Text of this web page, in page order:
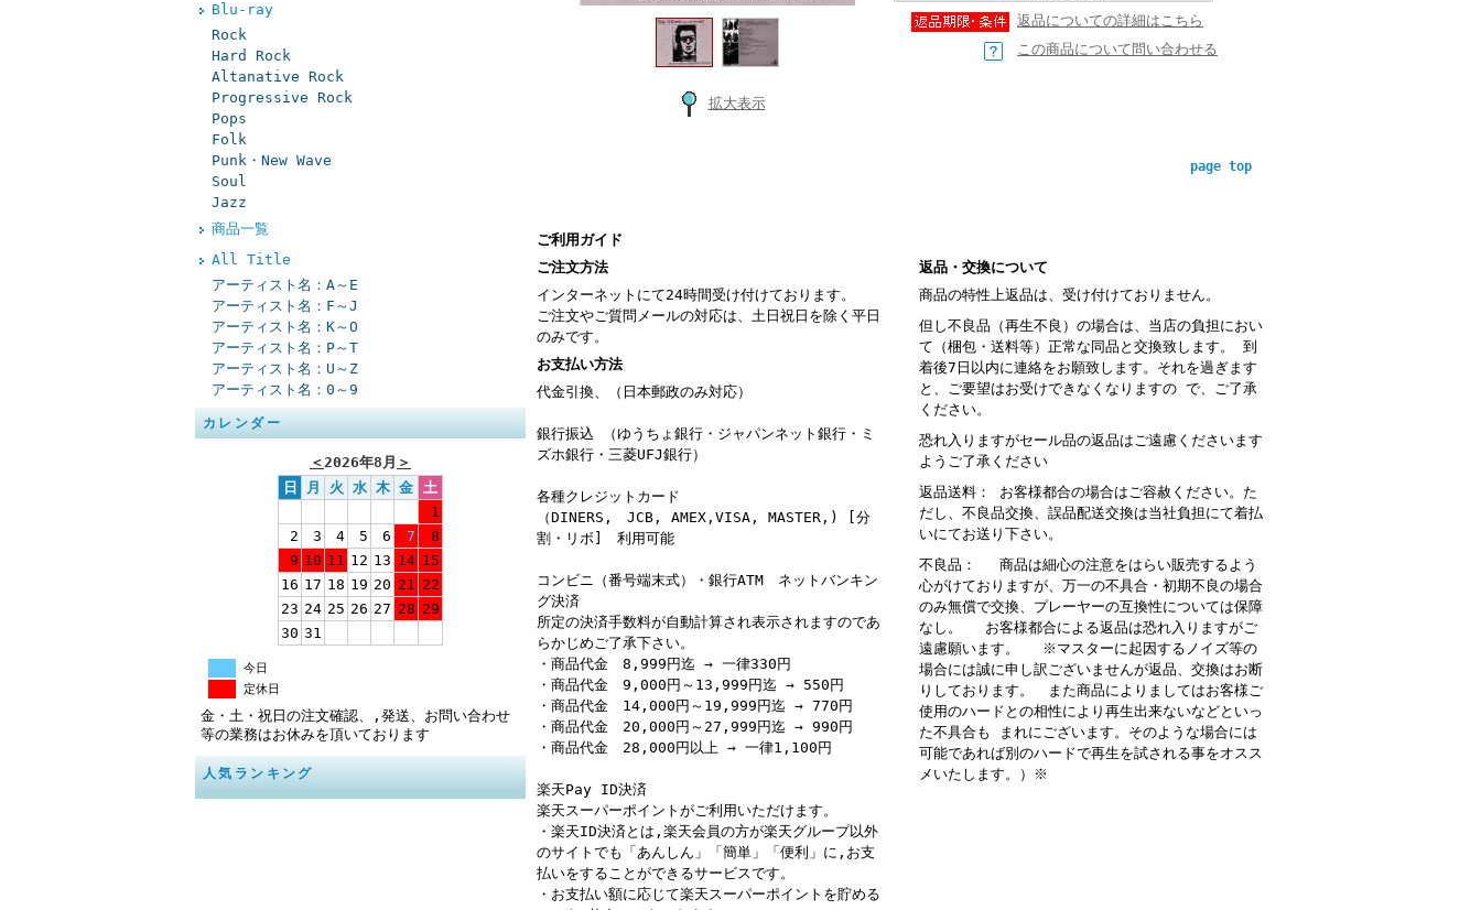
Blu-ray
Rock
Hard Rock
Altanative Rock
Progressive Rock
Pops
Folk
Punk・New Wave
Soul
Jazz
商品一覧
All Title
アーティスト名：A～E
アーティスト名：F～J
アーティスト名：K～O
アーティスト名：P～T
アーティスト名：U～Z
アーティスト名：0～9
カレンダー
＜2026年8月 ＞
日
月 火 水 木 金 土
1
2
3 4 5 6 7
8
9 10 11 12 13 14 15
16 17 18 19 20 21 22
23 24 25 26 27 28 29
30 31
今日
定休日
金・土・祝日の注文確認、,発送、お問い合わせ
等の業務はお休みを頂いております
人気ランキング
拡大表示
返品についての詳細はこちら
この商品について問い合わせる
page top
ご利用ガイド
ご注文方法
インターネットにて24時間受け付けております。
ご注文やご質問メールの対応は、土日祝日を除く平日
のみです。
お支払い方法
代金引換、（日本郵政のみ対応）
銀行振込 （ゆうちょ銀行・ジャパンネット銀行・ミ
ズホ銀行・三菱UFJ銀行）
各種クレジットカード
（DINERS, JCB, AMEX,VISA, MASTER,) [分
割・リボ] 利用可能
コンビニ（番号端末式）・銀行ATM ネットバンキン
グ決済
所定の決済手数料が自動計算され表示されますのであ
らかじめご了承下さい。
・商品代金 8,999円迄 → 一律330円
・商品代金 9,000円～13,999円迄 → 550円
・商品代金 14,000円～19,999円迄 → 770円
・商品代金 20,000円～27,999円迄 → 990円
・商品代金 28,000円以上 → 一律1,100円
楽天Pay ID決済
楽天スーパーポイントがご利用いただけます。
・楽天ID決済とは,楽天会員の方が楽天グループ以外
のサイトでも「あんしん」「簡単」「便利」に,お支
払いをすることができるサービスです。
・お支払い額に応じて楽天スーパーポイントを貯める
返品・交換について
商品の特性上返品は、受け付けておりません。
但し不良品（再生不良）の場合は、当店の負担におい
て（梱包・送料等）正常な同品と交換致します。 到
着後7日以内に連絡をお願致します。それを過ぎます
と、ご要望はお受けできなくなりますの で、ご了承
ください。
恐れ入りますがセール品の返品はご遠慮くださいます
ようご了承ください
返品送料： お客様都合の場合はご容赦ください。た
だし、不良品交換、誤品配送交換は当社負担にて着払
いにてお送り下さい。
不良品： 商品は細心の注意をはらい販売するよう
心がけておりますが、万一の不具合・初期不良の場合
のみ無償で交換、プレーヤーの互換性については保障
なし。 お客様都合による返品は恐れ入りますがご
遠慮願います。 ※マスターに起因するノイズ等の
場合には誠に申し訳ございませんが返品、交換はお断
りしております。 また商品によりましてはお客様ご
使用のハードとの相性により再生出来ないなどといっ
た不具合も まれにございます。そのような場合には
可能であれば別のハードで再生を試される事をオスス
メいたします。）※